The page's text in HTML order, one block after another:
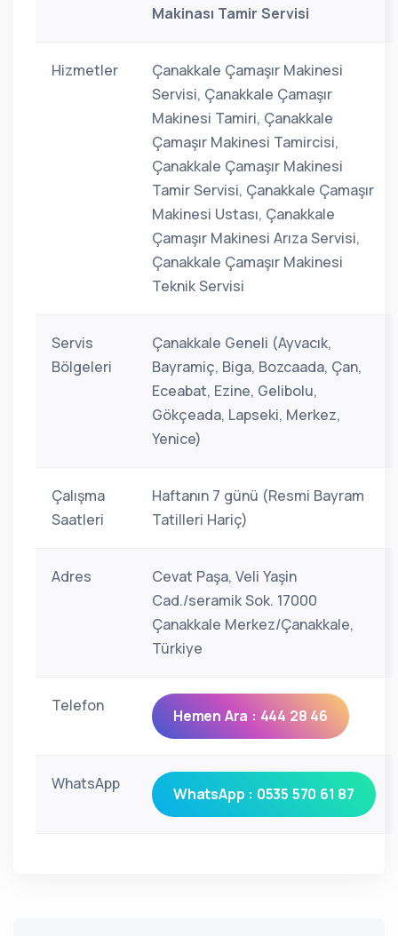
Makinası Tamir Servisi
Hizmetler
Çanakkale Çamaşır Makinesi
Servisi, Çanakkale Çamaşır
Makinesi Tamiri, Çanakkale
Çamaşır Makinesi Tamircisi,
Çanakkale Çamaşır Makinesi
Tamir Servisi, Çanakkale Çamaşır
Makinesi Ustası, Çanakkale
Çamaşır Makinesi Arıza Servisi,
Çanakkale Çamaşır Makinesi
Teknik Servisi
Servis
Bölgeleri
Çanakkale Geneli (Ayvacık,
Bayramiç, Biga, Bozcaada, Çan,
Eceabat, Ezine, Gelibolu,
Gökçeada, Lapseki, Merkez,
Yenice)
Çalışma
Saatleri
Haftanın 7 günü (Resmi Bayram
Tatilleri Hariç)
Adres
Cevat Paşa, Veli Yaşin
Cad./seramik Sok. 17000
Çanakkale Merkez/Çanakkale,
Türkiye
Telefon
Hemen Ara : 444 28 46
WhatsApp
WhatsApp : 0535 570 61 87